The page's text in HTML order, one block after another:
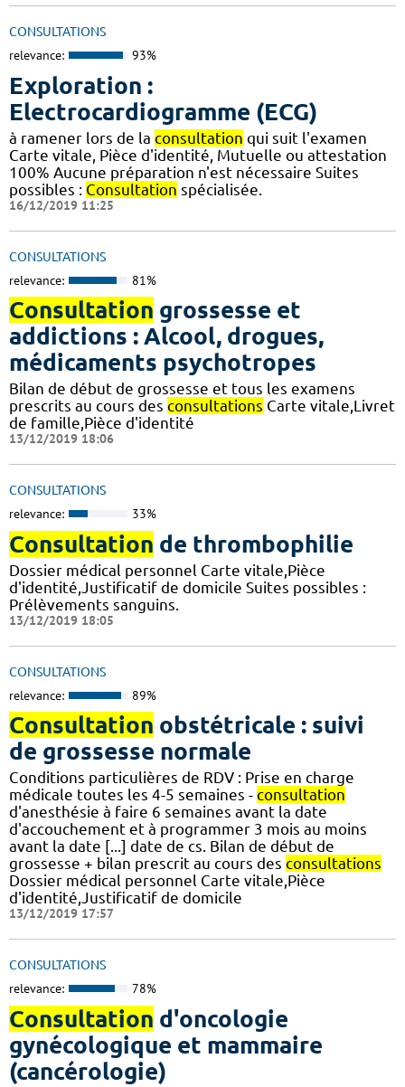
CONSULTATIONS
relevance: 93%
Exploration :
Electrocardiogramme (ECG)
à ramener lors de la consultation qui suit l'examen
Carte vitale, Pièce d'identité, Mutuelle ou attestation
100% Aucune préparation n'est nécessaire Suites
possibles : Consultation spécialisée.
16/12/2019 11:25
CONSULTATIONS
relevance: 81%
Consultation grossesse et
addictions : Alcool, drogues,
médicaments psychotropes
Bilan de début de grossesse et tous les examens
prescrits au cours des consultations Carte vitale,Livret
de famille,Pièce d'identité
13/12/2019 18:06
CONSULTATIONS
relevance: 33%
Consultation de thrombophilie
Dossier médical personnel Carte vitale,Pièce
d'identité,Justificatif de domicile Suites possibles :
Prélèvements sanguins.
13/12/2019 18:05
CONSULTATIONS
relevance: 89%
Consultation obstétricale : suivi
de grossesse normale
Conditions particulières de RDV : Prise en charge
médicale toutes les 4-5 semaines - consultation
d'anesthésie à faire 6 semaines avant la date
d'accouchement et à programmer 3 mois au moins
avant la date [...] date de cs. Bilan de début de
grossesse + bilan prescrit au cours des consultations
Dossier médical personnel Carte vitale,Pièce
d'identité,Justificatif de domicile
13/12/2019 17:57
CONSULTATIONS
relevance: 78%
Consultation d'oncologie
gynécologique et mammaire
(cancérologie)